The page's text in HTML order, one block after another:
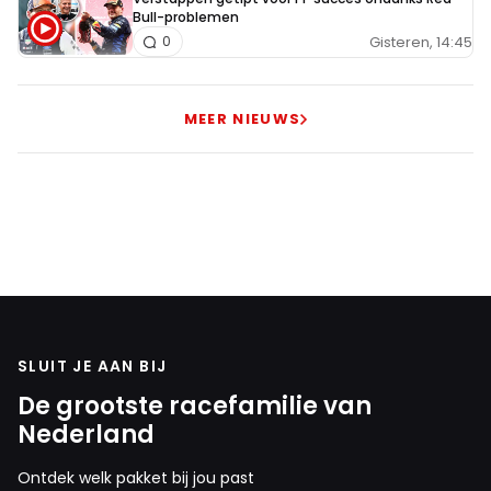
Bull-problemen
Gisteren, 14:45
0
MEER NIEUWS
SLUIT JE AAN BIJ
De grootste racefamilie van
Nederland
Ontdek welk pakket bij jou past